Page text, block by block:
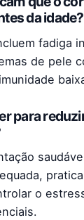
da idade?
fadiga
de pele
para
o